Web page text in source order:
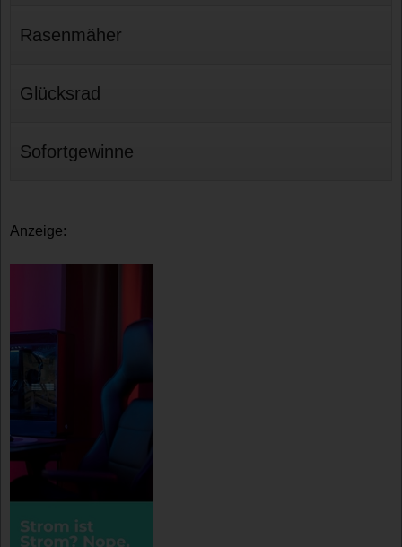
Rasenmäher
Glücksrad
Sofortgewinne
Anzeige: